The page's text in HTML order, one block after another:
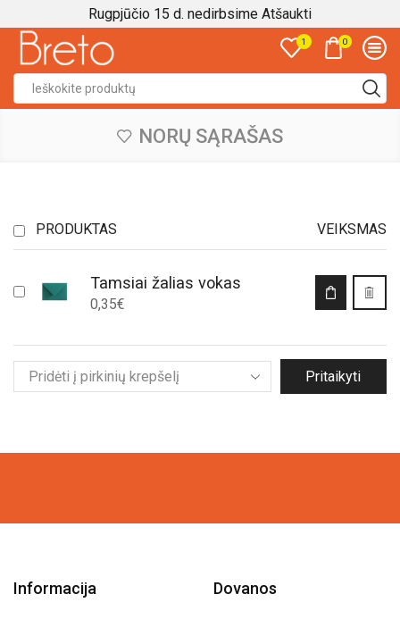
Rugpjūčio 15 d. nedirbsime Atšaukti
1 0
NORŲ SĄRAŠAS
PRODUKTAS VEIKSMAS
Tamsiai žalias vokas
0,35€
Pritaikyti
Informacija Dovanos